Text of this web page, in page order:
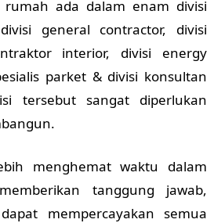
ada dalam enam divisi
general contractor, divisi
interior, divisi energy
parket & divisi konsultan
tersebut sangat diperlukan
menghemat waktu dalam
tanggung jawab,
mempercayakan semua